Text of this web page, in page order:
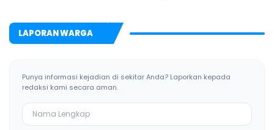
LAPORAN WARGA
Punya informasi kejadian di sekitar Anda? Laporkan kepada
redaksi kami secara aman.